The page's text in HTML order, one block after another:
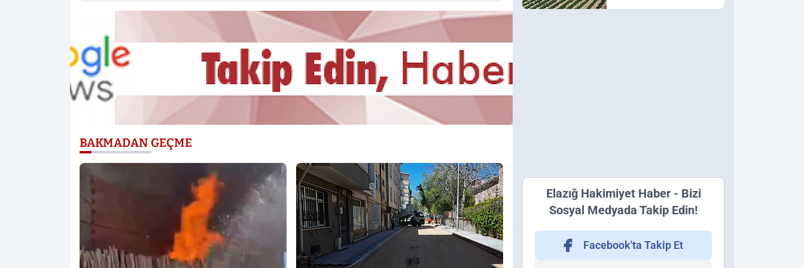
BAKMADAN GEÇME
hedefi
Elazığ Hakimiyet Haber - Bizi
Sosyal Medyada Takip Edin!
Facebook'ta Takip Et